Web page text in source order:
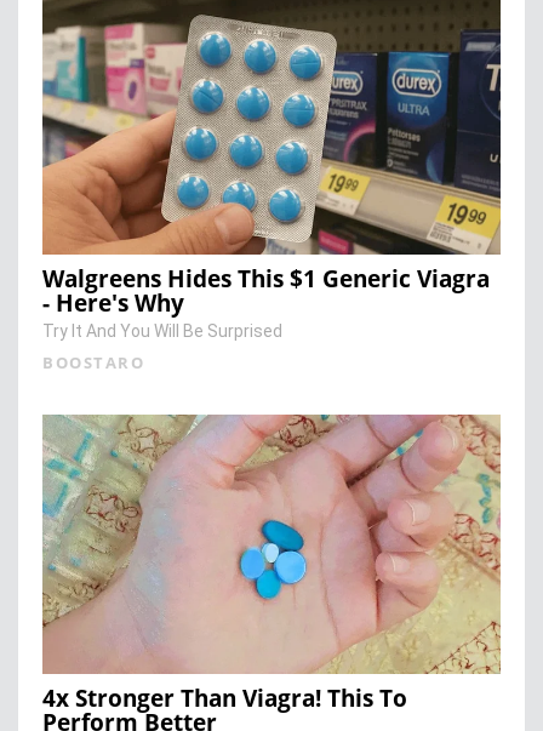
Walgreens Hides This $1 Generic Viagra
- Here's Why
Try It And You Will Be Surprised
BOOSTARO
4x Stronger Than Viagra! This To
Perform Better